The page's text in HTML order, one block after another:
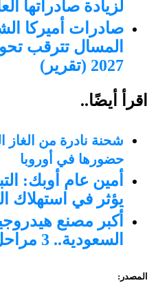
لزيادة صادراتها
صادرات أميركا
المسال تترقب
2027 (تقرير)
اقرأ أيضًا..
شحنة نادرة من الغاز
حضورها في أوروبا
أمين عام أوبك:
يؤثر في استهلاك
أكبر مصنع
السعودية.. 3 مراحل وقرار مهم قريبًا
المصدر: